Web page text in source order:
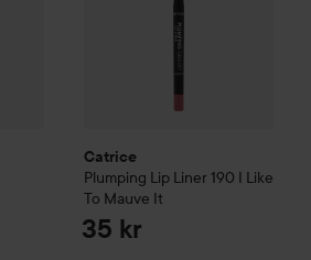
Catrice
Plumping Lip Liner 190 I Like
To Mauve It
35 kr